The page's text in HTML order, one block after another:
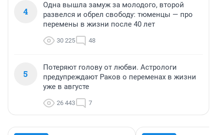
4
Одна вышла замуж за молодого, второй
развелся и обрел свободу: тюменцы — про
перемены в жизни после 40 лет
30 225 48
5
Потеряют голову от любви. Астрологи
предупреждают Раков о переменах в жизни
уже в августе
26 443 7